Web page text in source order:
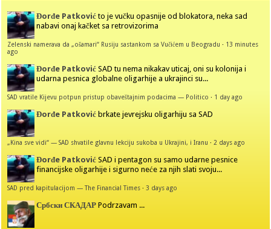
Đorđe Patković to je vučku opasnije od blokatora, neka sad
nabavi onaj kačket sa retrovizorima
Zelenski namerava da „ošamari“ Rusiju sastankom sa Vučićem u Beogradu · 13 minutes
ago
Đorđe Patković SAD tu nema nikakav uticaj, oni su kolonija i
udarna pesnica globalne oligarhije a ukrajinci su...
SAD vratile Kijevu potpun pristup obaveštajnim podacima — Politico · 1 day ago
Đorđe Patković brkate jevrejsku oligarhiju sa SAD
„Kina sve vidi“ — SAD shvatile glavnu lekciju sukoba u Ukrajini, i Iranu · 2 days ago
Đorđe Patković SAD i pentagon su samo udarne pesnice
financijske oligarhije i sigurno neće za njih slati svoju...
SAD pred kapitulacijom — The Financial Times ·3 days ago
Србски СКАДАР Podrzavam ...